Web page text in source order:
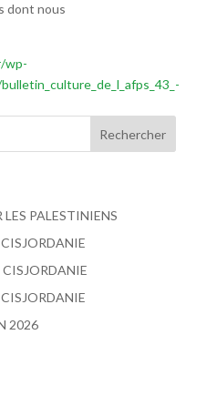
dont nous
wp-
PALESTINIENS
CISJORDANIE
2026